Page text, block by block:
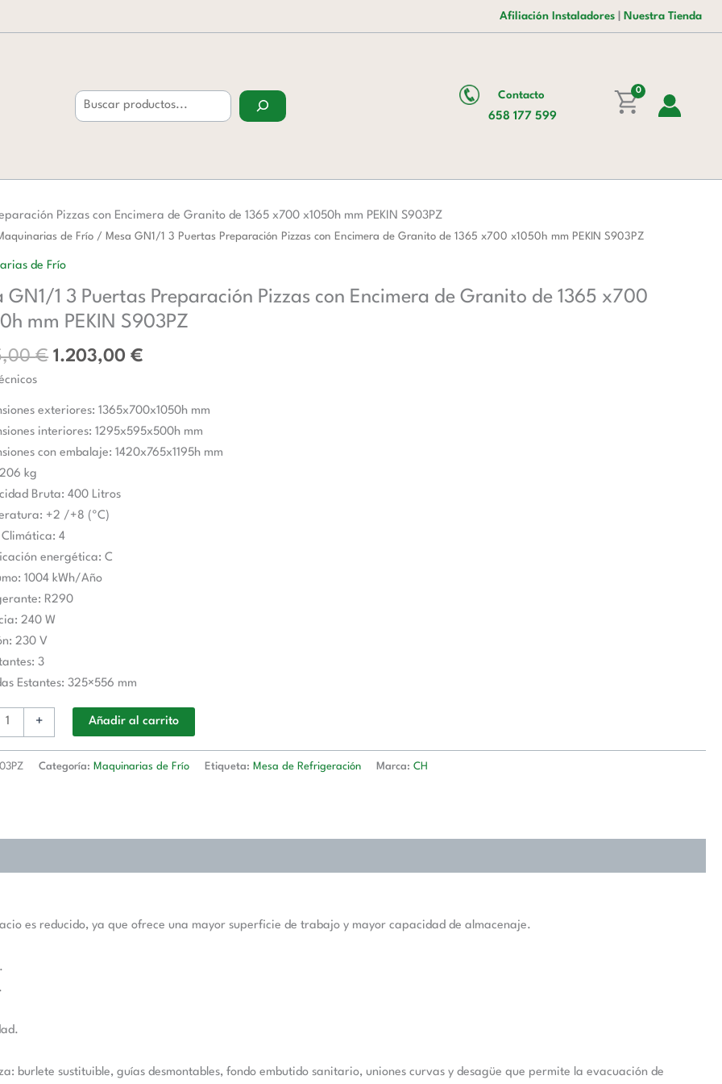
Afiliación Instaladores Nuestra Tienda
Contacto
658 177 599
0
Pizzas con Encimera de Granito de 1365 x700 x1050h mm PEKIN S903PZ
de Frío / Mesa GN1/1 3 Puertas Preparación Pizzas con Encimera de Granito de 1365 x700 x1050h mm PEKIN S903PZ
de Frío
GN1/1 3 Puertas Preparación Pizzas con Encimera de Granito de 1365 x700
mm PEKIN S903PZ
€
El
precio
era:
1.955,00 €.
1.203,00€
El
es:
1.203,00 €.
exteriores: 1365x700x1050h mm
interiores: 1295x595x500h mm
con embalaje: 1420x765x1195h mm
206 kg
Bruta: 400 Litros
+2 /+8 (ºC)
Climática: 4
energética: C
1004 kWh/Año
R290
240 W
230 V
3
Estantes: 325×556 mm
+ Añadir al carrito
Categoría: Maquinarias de Frío Etiqueta: Mesa de Refrigeración Marca:CH
es reducido, ya que ofrece una mayor superficie de trabajo y mayor capacidad de almacenaje.
burlete sustituible, guías desmontables, fondo embutido sanitario, uniones curvas y desagüe que permite la evacuación de
Encimera
mm
cantidad